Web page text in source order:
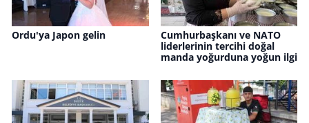
Ordu'ya Japon gelin
Cumhurbaşkanı ve NATO
liderlerinin tercihi doğal
manda yoğurduna yoğun ilgi